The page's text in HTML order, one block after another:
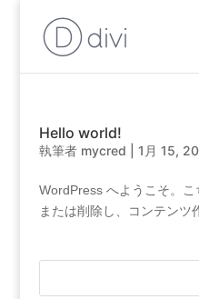
Hello world!
執筆者 mycred 1月 15,
WordPress へようこそ。
または削除し、コンテンツ